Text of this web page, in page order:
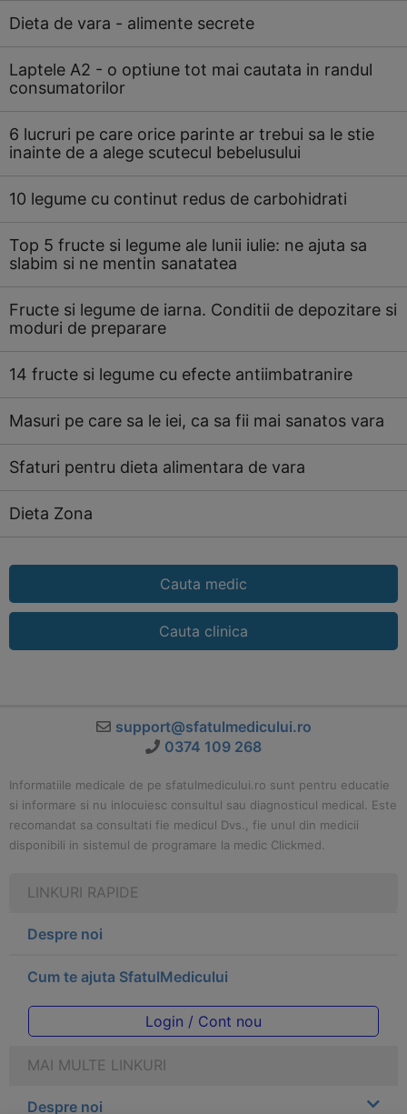
Dieta de vara - alimente secrete
Laptele A2 - o optiune tot mai cautata in randul
consumatorilor
6 lucruri pe care orice parinte ar trebui sa le stie
inainte de a alege scutecul bebelusului
10 legume cu continut redus de carbohidrati
Top 5 fructe si legume ale lunii iulie: ne ajuta sa
slabim si ne mentin sanatatea
Fructe si legume de iarna. Conditii de depozitare si
moduri de preparare
14 fructe si legume cu efecte antiimbatranire
Masuri pe care sa le iei, ca sa fii mai sanatos vara
Sfaturi pentru dieta alimentara de vara
Dieta Zona
Cauta medic
Cauta clinica
support@sfatulmedicului.ro
0374 109 268
Informatiile medicale de pe sfatulmedicului.ro sunt pentru educatie
si informare si nu inlocuiesc consultul sau diagnosticul medical. Este
recomandat sa consultati fie medicul Dvs., fie unul din medicii
disponibili in sistemul de programare la medic Clickmed.
LINKURI RAPIDE
Despre noi
Cum te ajuta SfatulMedicului
Login / Cont nou
MAI MULTE LINKURI
Despre noi